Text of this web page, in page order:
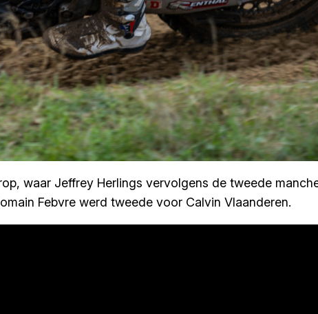
waar Jeffrey Herlings vervolgens de tweede
Febvre werd tweede voor Calvin Vlaanderen.